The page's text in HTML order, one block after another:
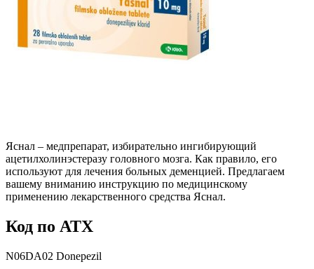
Яснал – медпрепарат, избирательно ингибирующий
ацетилхолинэстеразу головного мозга. Как правило, его
используют для лечения больных деменцией. Предлагаем
вашему вниманию инструкцию по медицинскому
применению лекарственного средства Яснал.
Код по АТХ
N06DA02 Donepezil